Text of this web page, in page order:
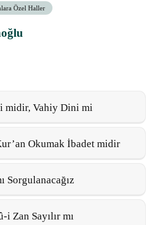
Özel Haller
midir, Vahiy Dini mi
Okumak İbadet midir
Sorgulanacağız
Zan Sayılır mı